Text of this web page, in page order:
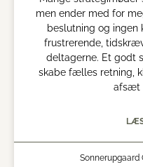
men ender med for
beslutning og ingen
frustrerende,
deltagerne. Et godt
skabe fælles retning,
afsæt
Sonnerupgaard